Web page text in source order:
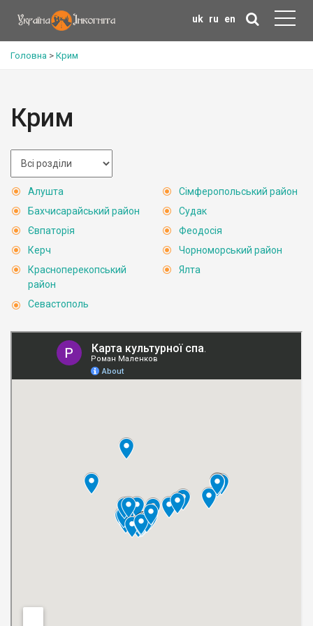
uk ru en
Головна > Крим
Крим
Алушта
Бахчисарайський район
Євпаторія
Керч
Красноперекопський
район
Севастополь
Сімферопольський район
Судак
Феодосія
Чорноморський район
Ялта